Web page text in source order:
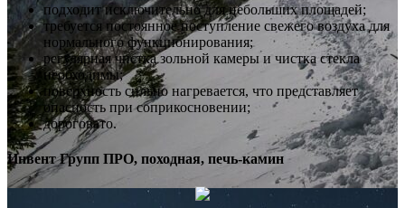
подходит исключительно для небольших площадей;
требуется постоянное поступление свежего воздуха для
нормального функционирования;
регулярная чистка зольной камеры и чистка стекла
необходимы;
поверхность сильно нагревается, что представляет
опасность при соприкосновении;
дороговато.
Инвент Групп ПРО, походная, печь-камин